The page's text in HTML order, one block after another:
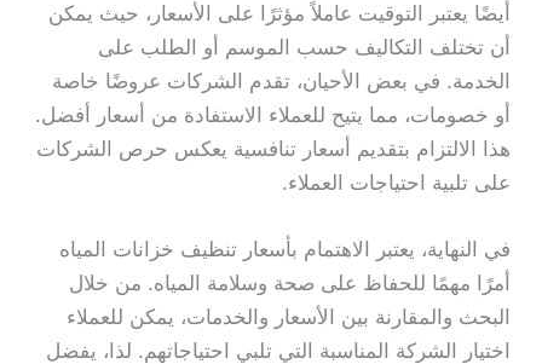
أيضًا يعتبر التوقيت عاملاً مؤثرًا على الأسعار، حيث يمكن
أن تختلف التكاليف حسب الموسم أو الطلب على
الخدمة. في بعض الأحيان، تقدم الشركات عروضًا خاصة
أو خصومات، مما يتيح للعملاء الاستفادة من أسعار أفضل.
هذا الالتزام بتقديم أسعار تنافسية يعكس حرص الشركات
على تلبية احتياجات العملاء.
في النهاية، يعتبر الاهتمام بأسعار تنظيف خزانات المياه
أمرًا مهمًا للحفاظ على صحة وسلامة المياه. من خلال
البحث والمقارنة بين الأسعار والخدمات، يمكن للعملاء
اختيار الشركة المناسبة التي تلبي احتياجاتهم. لذا، يفضل